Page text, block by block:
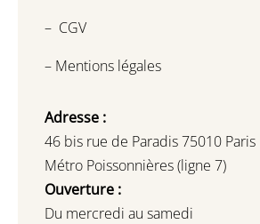
– CGV
– Mentions légales
Adresse :
46 bis rue de Paradis 75010 Paris
Métro Poissonnières (ligne 7)
Ouverture :
Du mercredi au samedi